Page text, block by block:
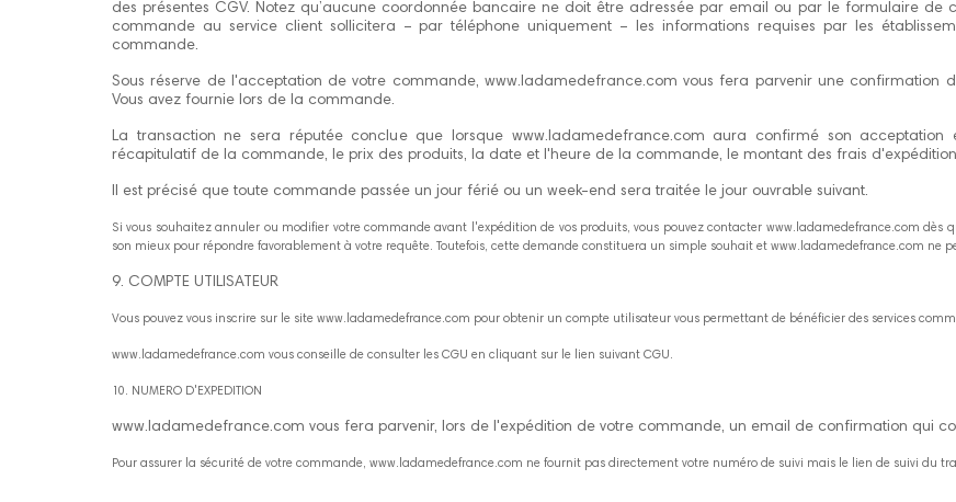
des présentes CGV. Notez qu’aucune coordonnée bancaire ne doit être adressée par email ou par le formulaire
commande au service client sollicitera – par téléphone uniquement – les informations requises par les
commande.
Sous réserve de l'acceptation de votre commande, www.ladamedefrance.com vous fera parvenir une
Vous avez fournie lors de la commande.
La transaction ne sera réputée conclue que lorsque www.ladamedefrance.com aura confirmé son acceptation
récapitulatif de la commande, le prix des produits, la date et l'heure de la commande, le montant des frais
Il est précisé que toute commande passée un jour férié ou un week-end sera traitée le jour ouvrable suivant.
Si vous souhaitez annuler ou modifier votre commande avant l'expédition de vos produits, vous pouvez contacter www.ladamedefrance.com
son mieux pour répondre favorablement à votre requête. Toutefois, cette demande constituera un simple souhait et www.ladamedefrance.com ne
9. COMPTE UTILISATEUR
Vous pouvez vous inscrire sur le site www.ladamedefrance.com pour obtenir un compte utilisateur vous permettant de bénéficier des services
www.ladamedefrance.com vous conseille de consulter les CGU en cliquant sur le lien suivant CGU.
10. NUMERO D'EXPEDITION
www.ladamedefrance.com vous fera parvenir, lors de l'expédition de votre commande, un email de confirmation qui
Pour assurer la sécurité de votre commande, www.ladamedefrance.com ne fournit pas directement votre numéro de suivi mais le lien de suivi du